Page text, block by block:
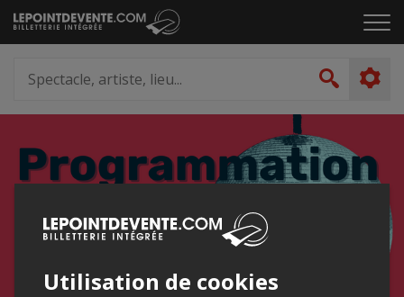
Passer
au
le
artiste,
lieu...
Utilisation de cookies